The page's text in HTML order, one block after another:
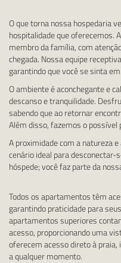
O que torna nossa hospedaria
hospitalidade que oferecemos.
membro da família, com
chegada. Nossa equipe
garantindo que você se sinta
O ambiente é aconchegante e
descanso e tranquilidade.
sabendo que ao retornar
Além disso, fazemos o
A proximidade com a natureza
cenário ideal para desconectar-
hóspede; você faz parte da
Todos os apartamentos têm
garantindo praticidade para
apartamentos superiores
acesso, proporcionando uma
oferecem acesso direto à
a qualquer momento.